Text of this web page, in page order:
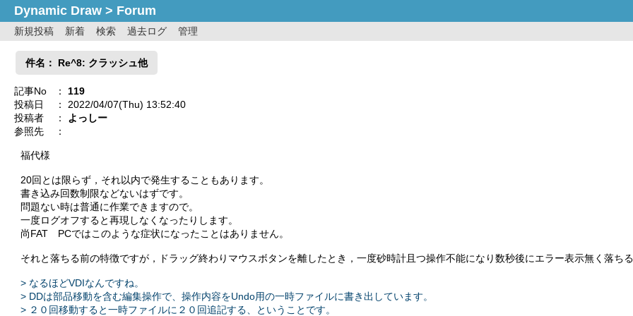
Dynamic Draw > Forum
新規投稿 新着 検索 過去ログ 管理
件名： Re^8: クラッシュ他
記事No ： 119
投稿日
： 2022/04/07(Thu) 13:52:40
投稿者
：
よっしー
参照先
：
福代様
20回とは限らず，それ以内で発生することもあります。
書き込み回数制限などないはずです。
問題ない時は普通に作業できますので。
一度ログオフすると再現しなくなったりします。
尚FAT PCではこのような症状になったことはありません。
それと落ちる前の特徴ですが，ドラッグ終わりマウスボタンを離したとき，一度砂時計且つ操作不能になり数秒後にエラー表示無く落ちる
> なるほどVDIなんですね。
> DDは部品移動を含む編集操作で、操作内容をUndo用の一時ファイルに書き出しています。
> ２０回移動すると一時ファイルに２０回追記する、ということです。